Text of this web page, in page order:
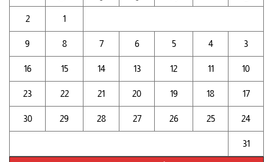
1
2
3
4
5
6
7
8
9
10
11
12
13
14
15
16
17
18
19
20
21
22
23
24
25
26
27
28
29
30
31